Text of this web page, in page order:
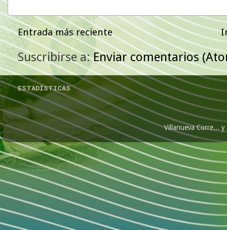
Entrada más reciente
Suscribirse a:Enviar comentarios
ESTADÍSTICAS
Villanueva Corre...